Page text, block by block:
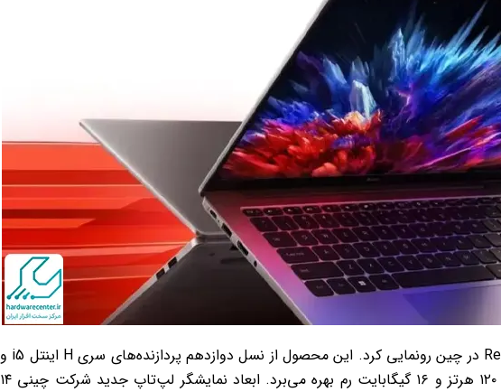
شیائومی از لپ‌تاپ Redmi Book 14 2023 در چین رونمایی کرد. این محصول از نسل دوازدهم پردازنده‌های سری H اینتل i5 و
i7، صفحه‌نمایش 2.8K با نرخ نوسازی ۱۲۰ هرتز و ۱۶ گیگابایت رم بهره می‌برد. ابعاد نمایشگر لپ‌تاپ جدید شرکت چینی ۱۴